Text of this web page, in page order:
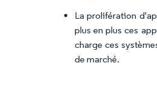
La prolifération
plus en plus ces
charge ces
de marché.